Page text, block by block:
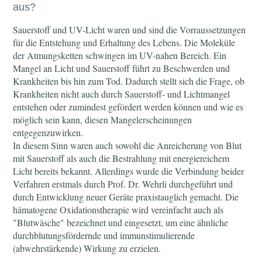
aus?
Sauerstoff und UV-Licht waren und sind die Vorraussetzungen
für die Entstehung und Erhaltung des Lebens. Die Moleküle
der Atmungsketten schwingen im UV-nahen Bereich. Ein
Mangel an Licht und Sauerstoff führt zu Beschwerden und
Krankheiten bis hin zum Tod. Dadurch stellt sich die Frage, ob
Krankheiten nicht auch durch Sauerstoff- und Lichtmangel
entstehen oder zumindest gefördert werden können und wie es
möglich sein kann, diesen Mangelerscheinungen
entgegenzuwirken.
In diesem Sinn waren auch sowohl die Anreicherung von Blut
mit Sauerstoff als auch die Bestrahlung mit energiereichem
Licht bereits bekannt. Allerdings wurde die Verbindung beider
Verfahren erstmals durch Prof. Dr. Wehrli durchgeführt und
durch Entwicklung neuer Geräte praxistauglich gemacht. Die
hämatogene Oxidationstherapie wird vereinfacht auch als
"Blutwäsche" bezeichnet und eingesetzt, um eine ähnliche
durchblutungsfördernde und immunstimulierende
(abwehrstärkende) Wirkung zu erzielen.